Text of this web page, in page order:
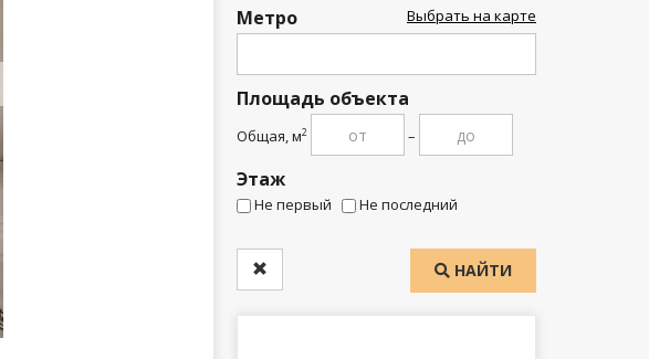
Метро Выбрать на карте
Площадь объекта
Общая, м2 –
Этаж
Не первый Не последний
НАЙТИ